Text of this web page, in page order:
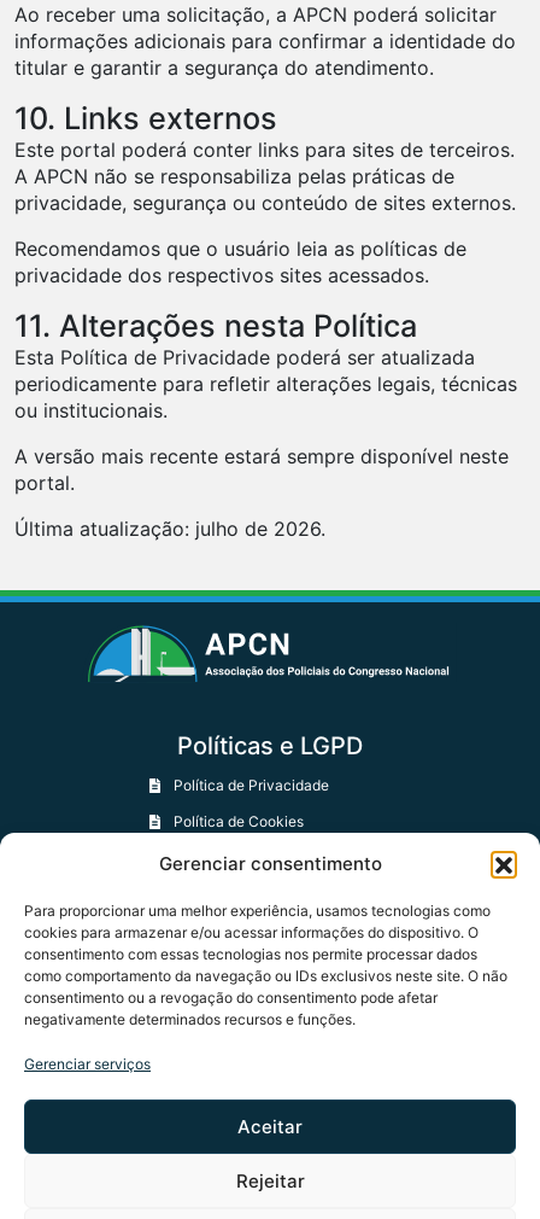
Gerenciar consentimento
Para proporcionar uma melhor experiência, usamos tecnologias como
cookies para armazenar e/ou acessar informações do dispositivo. O
consentimento com essas tecnologias nos permite processar dados
como comportamento da navegação ou IDs exclusivos neste site. O não
consentimento ou a revogação do consentimento pode afetar
negativamente determinados recursos e funções.
Gerenciar serviços
Aceitar
Rejeitar
Ao receber uma solicitação, a APCN poderá solicitar
informações adicionais para confirmar a identidade do
titular e garantir a segurança do atendimento.
10. Links externos
Este portal poderá conter links para sites de terceiros.
A APCN não se responsabiliza pelas práticas de
privacidade, segurança ou conteúdo de sites externos.
Recomendamos que o usuário leia as políticas de
privacidade dos respectivos sites acessados.
11. Alterações nesta Política
Esta Política de Privacidade poderá ser atualizada
periodicamente para refletir alterações legais, técnicas
ou institucionais.
A versão mais recente estará sempre disponível neste
portal.
Última atualização: julho de 2026.
Políticas e LGPD
Política de Privacidade
Política de Cookies
Política de Trocas e Devoluções
Contatos
+55 61 97401-0594
contato@apcn.org.br
Formulário de Contato
Congresso Nacional - Praça dos Três Poderes - Brasília